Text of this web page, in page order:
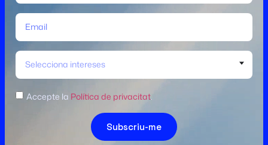
Selecciona intereses
Accepte la Política de privacitat.
Subscriu-me